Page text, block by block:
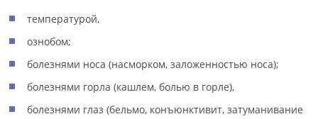
температурой,
ознобом;
болезнями носа (насморком, заложенностью носа);
болезнями горла (кашлем, болью в горле),
болезнями глаз (бельмо, конъюнктивит, затуманивание